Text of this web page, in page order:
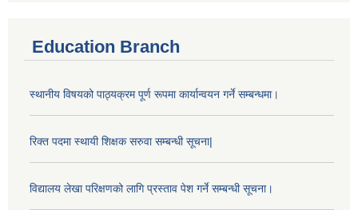
Education Branch
स्थानीय विषयको पाठ्यक्रम पूर्ण रूपमा कार्यान्वयन गर्ने सम्बन्धमा।
रिक्त पदमा स्थायी शिक्षक सरुवा सम्बन्धी सूचना|
विद्यालय लेखा परिक्षणको लागि प्रस्ताव पेश गर्ने सम्बन्धी सूचना।